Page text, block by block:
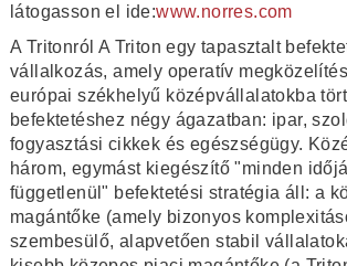
látogasson el ide:www.norres.com
A Tritonról A Triton egy tapasztalt
vállalkozás, amely operatív
európai székhelyű középvállalatokba
befektetéshez négy ágazatban: ipar,
fogyasztási cikkek és egészségügy.
három, egymást kiegészítő "minden
függetlenül" befektetési stratégia áll: a
magántőke (amely bizonyos
szembesülő, alapvetően stabil